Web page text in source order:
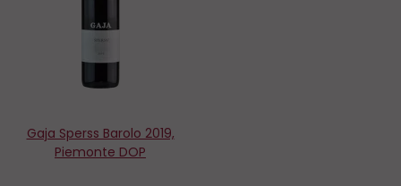
Gaja Sperss Barolo 2019,
Piemonte DOP